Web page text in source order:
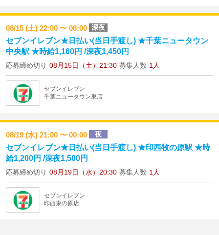
08/15 (土) 22:00 〜 06:00 深夜
セブンイレブン★日払い(当日手渡し) ★千葉ニュータウン
中央駅 ★時給1,160円 /深夜1,450円
応募締め切り 08月15日（土）21:30 募集人数 1人
セブンイレブン
千葉ニュータウン東店
08/19 (水) 21:00 〜 00:00 夜
セブンイレブン★日払い(当日手渡し) ★印西牧の原駅 ★時
給1,200円 /深夜1,500円
応募締め切り 08月19日（水）20:30 募集人数 1人
セブンイレブン
印西東の原店